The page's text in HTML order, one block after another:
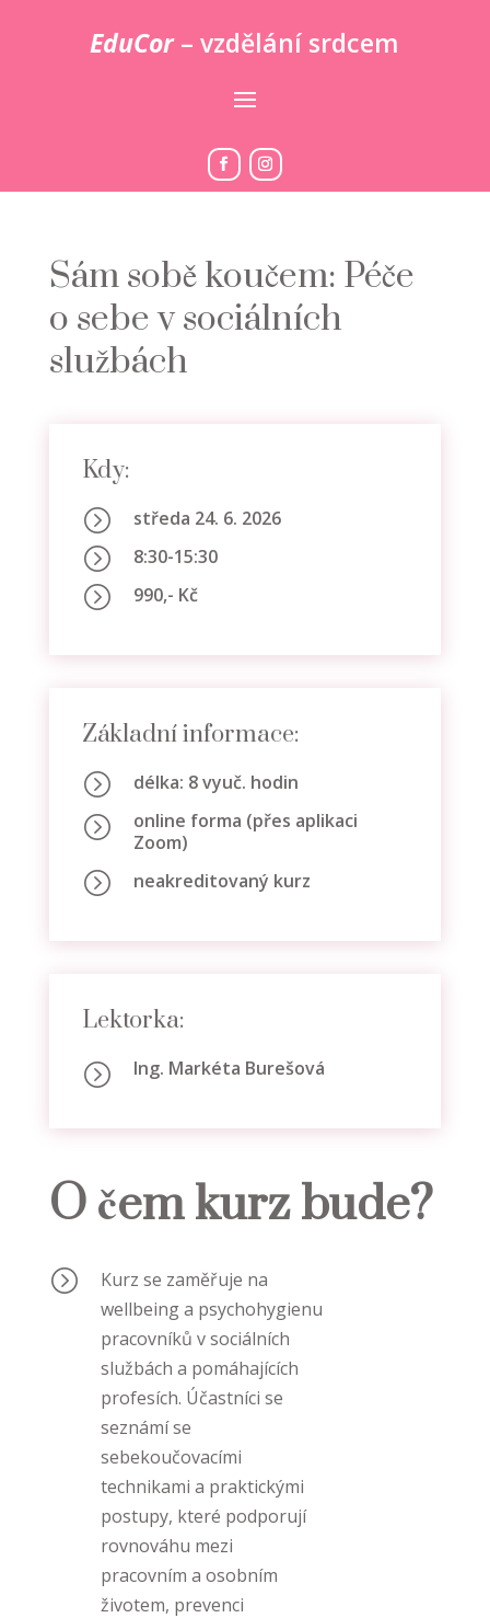
EduCor– vzdělání srdcem
Sám sobě koučem: Péče
o sebe v sociálních
službách
Kdy:
= středa 24. 6. 2026
= 8:30-15:30
= 990,- Kč
Základní informace:
= délka: 8 vyuč. hodin
=
online forma (přes aplikaci
Zoom)
= neakreditovaný kurz
Lektorka:
= Ing. Markéta Burešová
O čem kurz bude?
= Kurz se zaměřuje na
wellbeing a psychohygienu
pracovníků v sociálních
službách a pomáhajících
profesích. Účastníci se
seznámí se
sebekoučovacími
technikami a praktickými
postupy, které podporují
rovnováhu mezi
pracovním a osobním
životem, prevenci